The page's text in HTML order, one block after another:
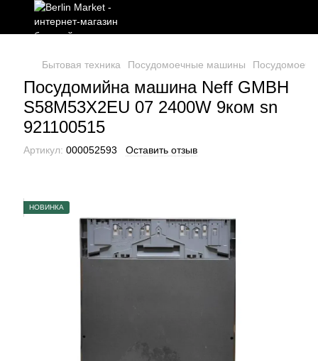
Бытовая техника Посудомоечные машины
Посудомийна машина Neff GMBH
S58M53X2EU 07 2400W 9ком sn
921100515
Артикул: 000052593 Оставить отзыв
НОВИНКА